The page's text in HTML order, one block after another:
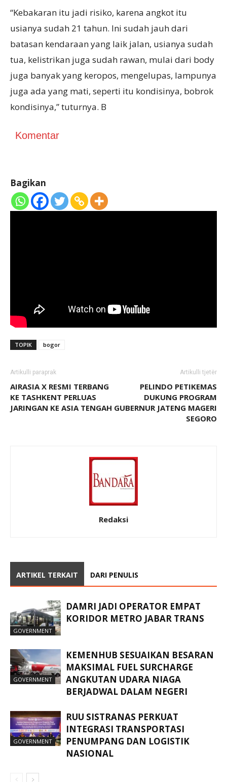
“Kebakaran itu jadi risiko, karena angkot itu
usianya sudah 21 tahun. Ini sudah jauh dari
batasan kendaraan yang laik jalan, usianya sudah
tua, kelistrikan juga sudah rawan, mulai dari body
juga banyak yang keropos, mengelupas, lampunya
juga ada yang mati, seperti itu kondisinya, bobrok
kondisinya,” tuturnya. B
Komentar
Bagikan
TOPIK bogor
Artikulli paraprak
AIRASIA X RESMI TERBANG
KE TASHKENT PERLUAS
JARINGAN KE ASIA TENGAH
Artikulli tjetër
PELINDO PETIKEMAS
DUKUNG PROGRAM
GUBERNUR JATENG MAGERI
SEGORO
Redaksi
ARTIKEL TERKAIT DARI PENULIS
GOVERNMENT
DAMRI JADI OPERATOR EMPAT
KORIDOR METRO JABAR TRANS
GOVERNMENT
KEMENHUB SESUAIKAN BESARAN
MAKSIMAL FUEL SURCHARGE
ANGKUTAN UDARA NIAGA
BERJADWAL DALAM NEGERI
GOVERNMENT
RUU SISTRANAS PERKUAT
INTEGRASI TRANSPORTASI
PENUMPANG DAN LOGISTIK
NASIONAL